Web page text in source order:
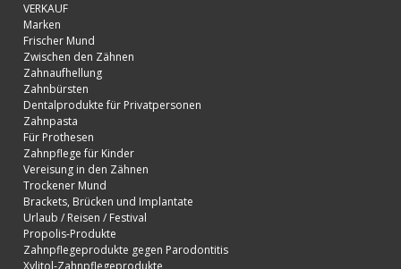
VERKAUF
Marken
Frischer Mund
Zwischen den Zähnen
Zahnaufhellung
Zahnbürsten
Dentalprodukte für Privatpersonen
Zahnpasta
Für Prothesen
Zahnpflege für Kinder
Vereisung in den Zähnen
Trockener Mund
Brackets, Brücken und Implantate
Urlaub / Reisen / Festival
Propolis-Produkte
Zahnpflegeprodukte gegen Parodontitis
Xylitol-Zahnpflegeprodukte